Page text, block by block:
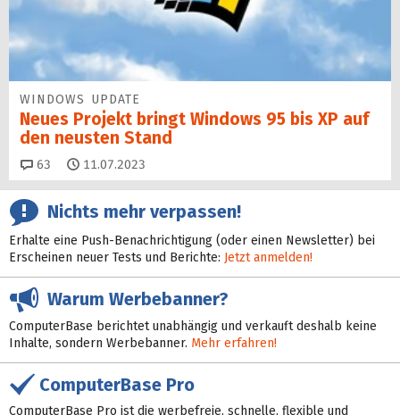
WINDOWS UPDATE
Neues Projekt bringt Windows 95 bis XP auf
den neusten Stand
63 Kommentare
11.07.2023
Nichts mehr verpassen!
Erhalte eine Push-Benachrichtigung (oder einen Newsletter) bei
Erscheinen neuer Tests und Berichte: Jetzt anmelden!
Warum Werbebanner?
ComputerBase berichtet unabhängig und verkauft deshalb keine
Inhalte, sondern Werbebanner. Mehr erfahren!
ComputerBase Pro
ComputerBase Pro ist die werbefreie, schnelle, flexible und